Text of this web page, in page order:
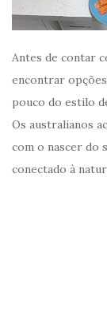
Antes de contar
encontrar
pouco do estilo
Os australianos
com o nascer do
conectado à